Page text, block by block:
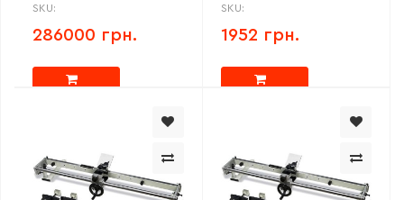
SKU:
286000 грн.
SKU:
1952 грн.